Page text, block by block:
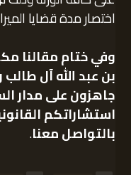
اختصار مدة قضايا
وفي ختام مقالنا
بن عبد الله آل طالب
جاهزون على مدار
استشاراتكم
بالتواصل معنا.